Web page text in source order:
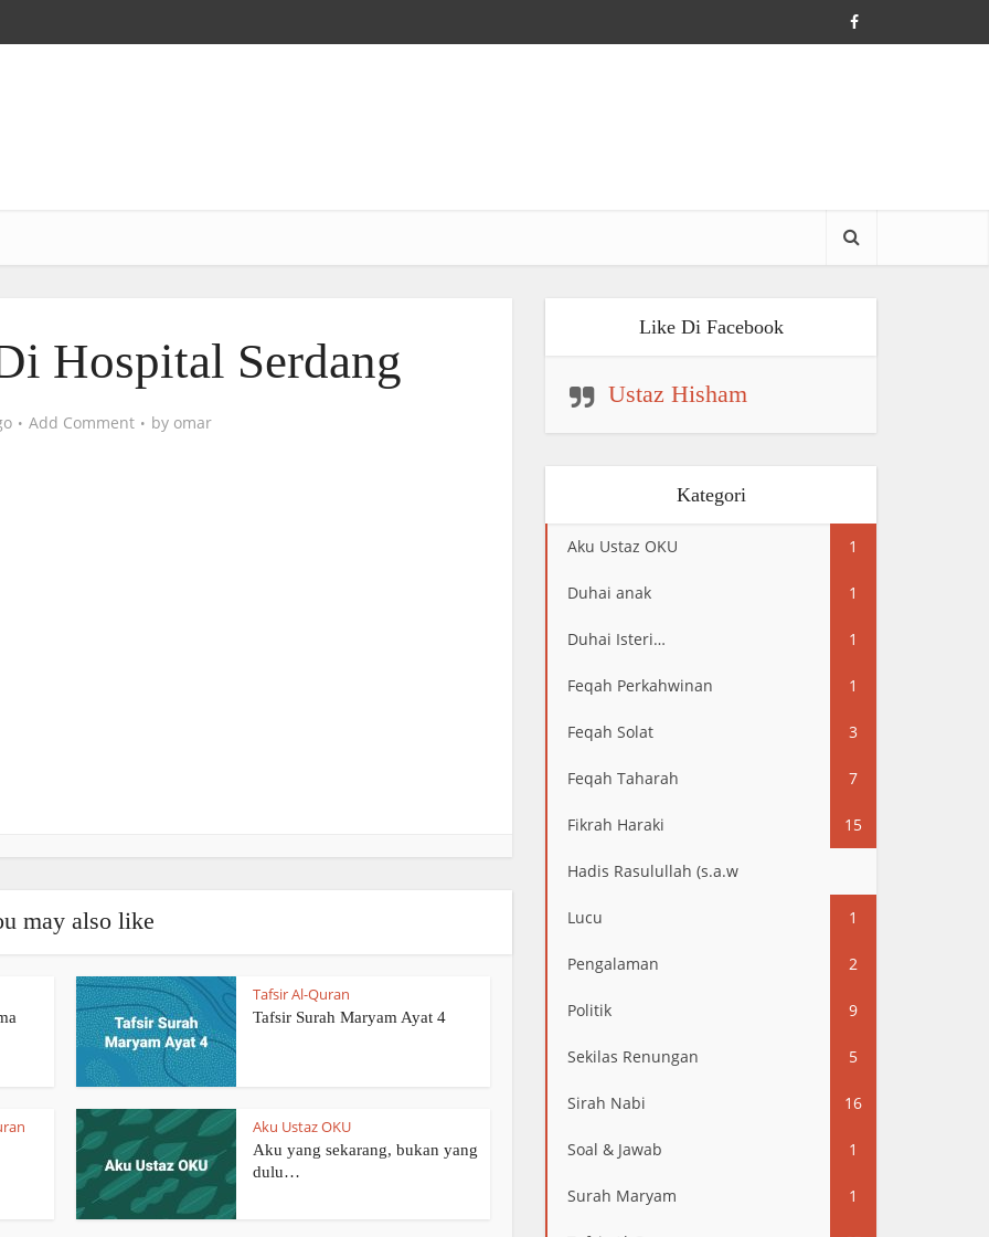
Hospital Serdang
Add Comment by omar
may also like
Tafsir Al-Quran
Tafsir Surah Maryam Ayat 4
Aku Ustaz OKU
Aku yang sekarang, bukan yang
dulu…
Like Di Facebook
Ustaz Hisham
Kategori
Aku Ustaz OKU 1
Duhai anak 1
Duhai Isteri… 1
Feqah Perkahwinan 1
Feqah Solat 3
Feqah Taharah 7
Fikrah Haraki 15
Hadis Rasulullah (s.a.w
Lucu 1
Pengalaman 2
Politik 9
Sekilas Renungan 5
Sirah Nabi 16
Soal & Jawab 1
Surah Maryam 1